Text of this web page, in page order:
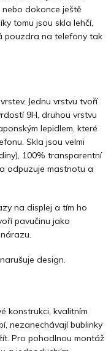
dokonce ještě
tomu jsou skla lehčí,
pouzdra na telefony tak
Jednu vrstvu tvoří
9H, druhou vrstvu
lepidlem, které
Skla jsou velmi
100% transparentní
odpuzuje mastnotu a
na displej a tím ho
pavučinu jako
design.
konstrukci, kvalitním
nezanechávají bublinky
Pro pohodlnou montáž